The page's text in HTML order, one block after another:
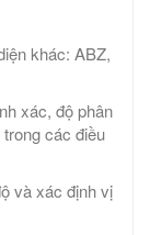
khác: ABZ,
xác, độ phân
các điều
và xác định vị